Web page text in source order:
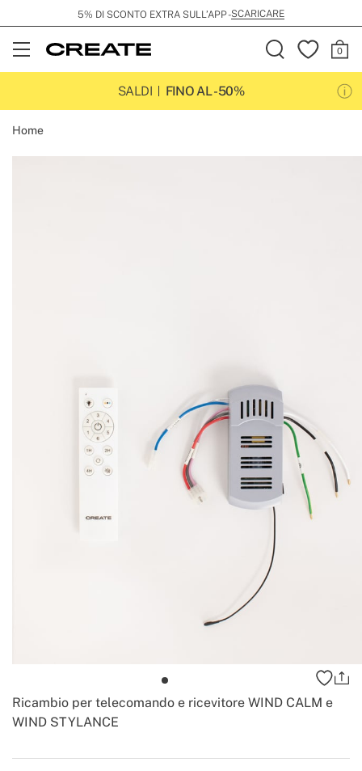
5% DI SCONTO EXTRA SULL’APP -SCARICARE
Open
Menu
SALDI
FINO AL -50%
Home
Ricambio per telecomando e ricevitore WIND CALM e
WIND STYLANCE
Create